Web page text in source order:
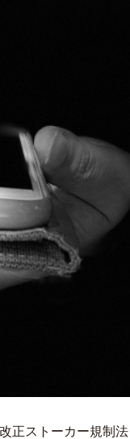
正ストーカー規制法